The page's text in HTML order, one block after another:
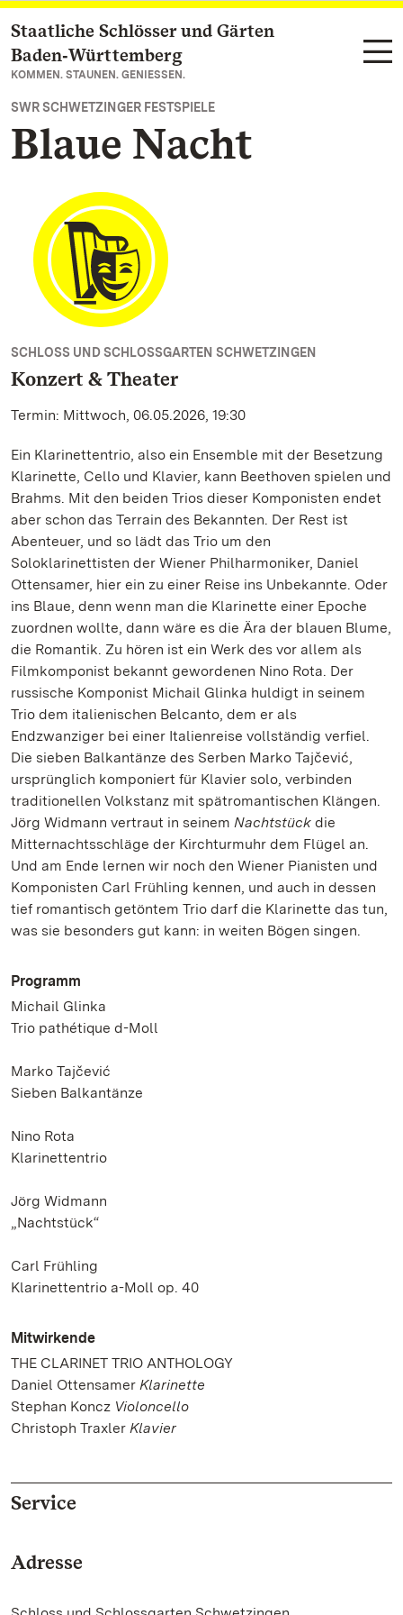
Zum Hauptinhalt springen
Staatliche Schlösser und Gärten
Baden‑Württemberg
KOMMEN. STAUNEN. GENIESSEN.
SWR SCHWETZINGER FESTSPIELE
Blaue Nacht
SCHLOSS UND SCHLOSSGARTEN SCHWETZINGEN
Konzert & Theater
Termin: Mittwoch, 06.05.2026, 19:30
Ein Klarinettentrio, also ein Ensemble mit der Besetzung
Klarinette, Cello und Klavier, kann Beethoven spielen und
Brahms. Mit den beiden Trios dieser Komponisten endet
aber schon das Terrain des Bekannten. Der Rest ist
Abenteuer, und so lädt das Trio um den
Soloklarinettisten der Wiener Philharmoniker, Daniel
Ottensamer, hier ein zu einer Reise ins Unbekannte. Oder
ins Blaue, denn wenn man die Klarinette einer Epoche
zuordnen wollte, dann wäre es die Ära der blauen Blume,
die Romantik. Zu hören ist ein Werk des vor allem als
Filmkomponist bekannt gewordenen Nino Rota. Der
russische Komponist Michail Glinka huldigt in seinem
Trio dem italienischen Belcanto, dem er als
Endzwanziger bei einer Italienreise vollständig verfiel.
Die sieben Balkantänze des Serben Marko Tajčević,
ursprünglich komponiert für Klavier solo, verbinden
traditionellen Volkstanz mit spätromantischen Klängen.
Jörg Widmann vertraut in seinem Nachtstück die
Mitternachtsschläge der Kirchturmuhr dem Flügel an.
Und am Ende lernen wir noch den Wiener Pianisten und
Komponisten Carl Frühling kennen, und auch in dessen
tief romantisch getöntem Trio darf die Klarinette das tun,
was sie besonders gut kann: in weiten Bögen singen.
Programm
Michail Glinka
Trio pathétique d-Moll
Marko Tajčević
Sieben Balkantänze
Nino Rota
Klarinettentrio
Jörg Widmann
„Nachtstück“
Carl Frühling
Klarinettentrio a-Moll op. 40
Mitwirkende
THE CLARINET TRIO ANTHOLOGY
Daniel Ottensamer Klarinette
Stephan Koncz Violoncello
Christoph Traxler Klavier
Service
Adresse